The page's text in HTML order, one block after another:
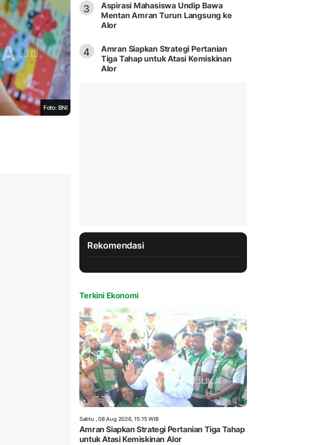
Foto: BNI
3
Aspirasi Mahasiswa Undip Bawa
Mentan Amran Turun Langsung ke
Alor
4
Amran Siapkan Strategi Pertanian
Tiga Tahap untuk Atasi Kemiskinan
Alor
Rekomendasi
Terkini Ekonomi
Sabtu , 08 Aug 2026, 15:15 WIB
Amran Siapkan Strategi Pertanian Tiga Tahap
untuk Atasi Kemiskinan Alor